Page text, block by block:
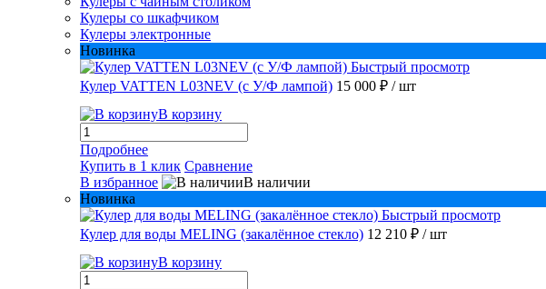
Кулеры со шкафчиком
Кулеры электронные
Новинка
Быстрый просмотр
Кулер VATTEN L03NEV (с У/Ф лампой) 15 000 ₽ / шт
В корзину
Подробнее
Купить в 1 клик Сравнение
В избранное
В наличии
Новинка
Быстрый просмотр
Кулер для воды MELING (закалённое стекло) 12 210 ₽ / шт
В корзину